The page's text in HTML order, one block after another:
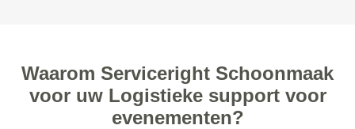
Waarom Serviceright Schoonmaak
voor uw Logistieke support voor
evenementen?